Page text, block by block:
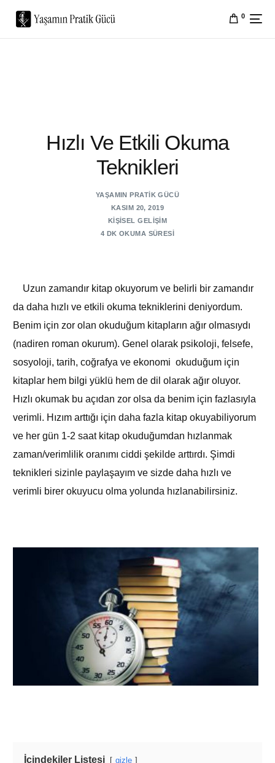
0
Hızlı Ve Etkili Okuma
Teknikleri
YAŞAMIN PRATIK GÜCÜ
KASIM 20, 2019
KIŞISEL GELIŞIM
4 DK OKUMA SÜRESI
Uzun zamandır kitap okuyorum ve belirli bir zamandır
da daha hızlı ve etkili okuma tekniklerini deniyordum.
Benim için zor olan okuduğum kitapların ağır olmasıydı
(nadiren roman okurum). Genel olarak psikoloji, felsefe,
sosyoloji, tarih, coğrafya ve ekonomi okuduğum için
kitaplar hem bilgi yüklü hem de dil olarak ağır oluyor.
Hızlı okumak bu açıdan zor olsa da benim için fazlasıyla
verimli. Hızım arttığı için daha fazla kitap okuyabiliyorum
ve her gün 1-2 saat kitap okuduğumdan hızlanmak
zaman/verimlilik oranımı ciddi şekilde arttırdı. Şimdi
teknikleri sizinle paylaşayım ve sizde daha hızlı ve
verimli birer okuyucu olma yolunda hızlanabilirsiniz.
İçindekiler Listesi gizle